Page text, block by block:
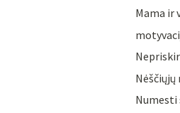
Mama ir
Numesti